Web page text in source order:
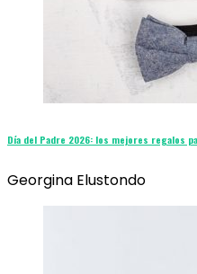
Día del Padre 2026: los mejores regalos
Georgina Elustondo